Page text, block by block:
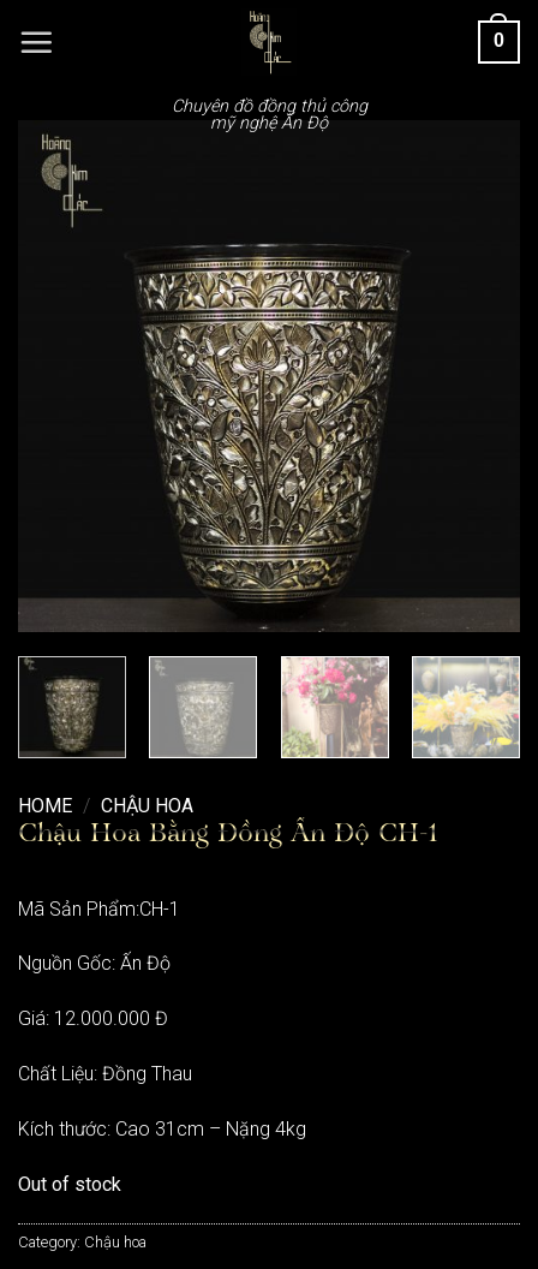
đến
Chuyên đồ đồng thủ công
mỹ nghệ Ấn Độ
0
HOME / CHẬU HOA
Chậu Hoa Bằng Đồng Ấn Độ CH-1
Mã Sản Phẩm:CH-1
Nguồn Gốc: Ấn Độ
Giá: 12.000.000 Đ
Chất Liệu: Đồng Thau
Kích thước: Cao 31cm – Nặng 4kg
Out of stock
Category: Chậu hoa